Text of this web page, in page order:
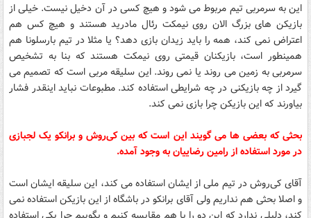
این به سرمربی تیم مربوط می شود و هیچ کسی در آن دخیل نیست. خیلی از
بازیکن های بزرگ الان روی نیمکت رئال مادرید هستند و هیچ کس هم
اعتراض نمی کند، همه را باید زیدان بازی دهد؟ یا مثلا در تیم بارسلونا هم
همینطور است، بازیکنان قیمتی روی نیمکت هستند که بنا به تشخیص
سرمربی به زمین می روند یا نمی روند. این سلیقه مربی است که تصمیم می
گیرد از چه بازیکنی در چه شرایطی استفاده کند. مطبوعات نباید اینقدر فشار
بیاورند که این بازیکن چرا بازی نمی کند.
بحثی که بعضی ها می گویند این است که بین کی‌روش و برانکو یک لجبازی
در مورد استفاده از رامین رضاییان به وجود آمده.
آقای کی‌روش در تیم ملی از ایشان استفاده می کند، این سلیقه ایشان است
و اصلا بحثی هم نداریم ولی آقای برانکو در باشگاه از این بازیکن استفاده نمی